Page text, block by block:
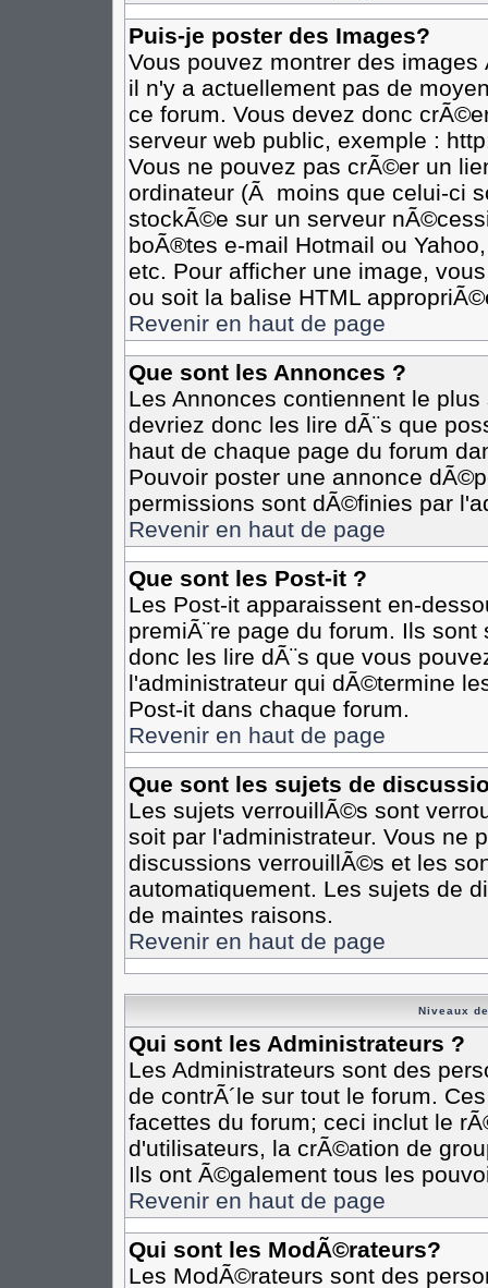
Puis-je poster des Images?
Vous pouvez montrer des
il n'y a actuellement pas de
ce forum. Vous devez donc
serveur web public, exemple :
Vous ne pouvez pas crÃ©er un
ordinateur (Ã moins que celui-ci
stockÃ©e sur un serveur
boÃ®tes e-mail Hotmail ou
etc. Pour afficher une image,
ou soit la balise HTML
Revenir en haut de page
Que sont les Annonces ?
Les Annonces contiennent le
devriez donc les lire dÃ¨s que
haut de chaque page du forum
Pouvoir poster une annonce
permissions sont dÃ©finies par
Revenir en haut de page
Que sont les Post-it ?
Les Post-it apparaissent en-
premiÃ¨re page du forum. Ils
donc les lire dÃ¨s que vous
l'administrateur qui dÃ©termine
Post-it dans chaque forum.
Revenir en haut de page
Que sont les sujets de
Les sujets verrouillÃ©s sont
soit par l'administrateur. Vous ne
discussions verrouillÃ©s et les
automatiquement. Les sujets de
de maintes raisons.
Revenir en haut de page
Niveaux
Qui sont les Administrateurs ?
Les Administrateurs sont des
de contrÃ´le sur tout le forum.
facettes du forum; ceci inclut le
d'utilisateurs, la crÃ©ation de
Ils ont Ã©galement tous les
Revenir en haut de page
Qui sont les ModÃ©rateurs?
Les ModÃ©rateurs sont des